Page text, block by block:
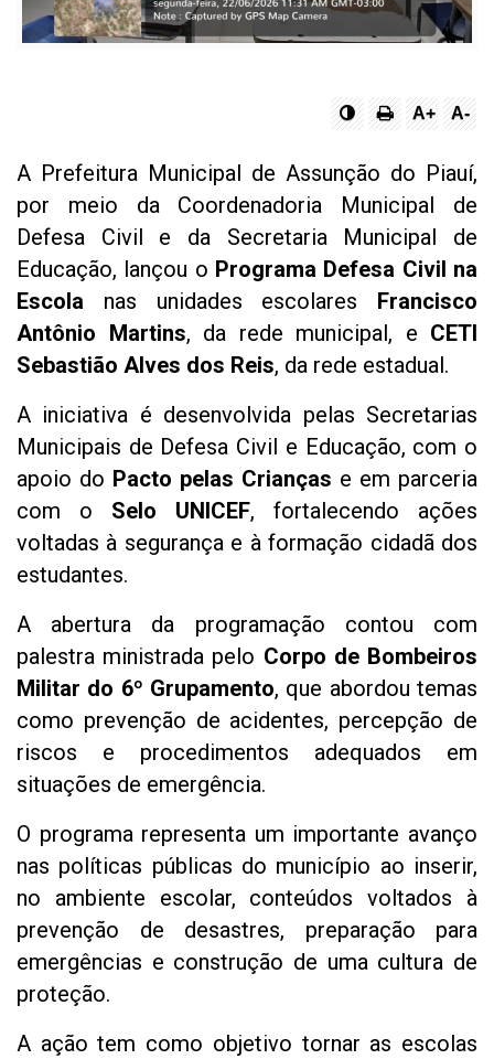
A+ A-
A Prefeitura Municipal de Assunção do Piauí,
por meio da Coordenadoria Municipal de
Defesa Civil e da Secretaria Municipal de
Educação, lançou o Programa Defesa Civil na
Escola nas unidades escolares Francisco
Antônio Martins, da rede municipal, e CETI
Sebastião Alves dos Reis, da rede estadual.
A iniciativa é desenvolvida pelas Secretarias
Municipais de Defesa Civil e Educação, com o
apoio do Pacto pelas Crianças e em parceria
com o Selo UNICEF, fortalecendo ações
voltadas à segurança e à formação cidadã dos
estudantes.
A abertura da programação contou com
palestra ministrada pelo Corpo de Bombeiros
Militar do 6º Grupamento, que abordou temas
como prevenção de acidentes, percepção de
riscos e procedimentos adequados em
situações de emergência.
O programa representa um importante avanço
nas políticas públicas do município ao inserir,
no ambiente escolar, conteúdos voltados à
prevenção de desastres, preparação para
emergências e construção de uma cultura de
proteção.
A ação tem como objetivo tornar as escolas